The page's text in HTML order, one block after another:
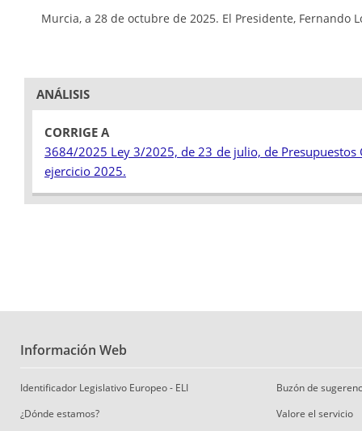
Murcia, a 28 de octubre de 2025. El Presidente, Fernando
ANÁLISIS
CORRIGE A
3684/2025 Ley 3/2025, de 23 de julio, de
ejercicio 2025.
Información Web
Identificador Legislativo Europeo - ELI
¿Dónde estamos?
Buzón de
Valore el servicio